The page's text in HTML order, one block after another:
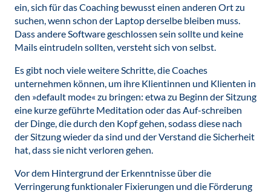
ein, sich für das Coaching bewusst einen anderen Ort zu
suchen, wenn schon der Laptop derselbe bleiben muss.
Dass andere Software geschlossen sein sollte und keine
Mails eintrudeln sollten, versteht sich von selbst.
Es gibt noch viele weitere Schritte, die Coaches
unternehmen können, um ihre Klientinnen und Klienten in
den »default mode« zu bringen: etwa zu Beginn der Sitzung
eine kurze geführte Meditation oder das Auf-schreiben
der Dinge, die durch den Kopf gehen, sodass diese nach
der Sitzung wieder da sind und der Verstand die Sicherheit
hat, dass sie nicht verloren gehen.
Vor dem Hintergrund der Erkenntnisse über die
Verringerung funktionaler Fixierungen und die Förderung